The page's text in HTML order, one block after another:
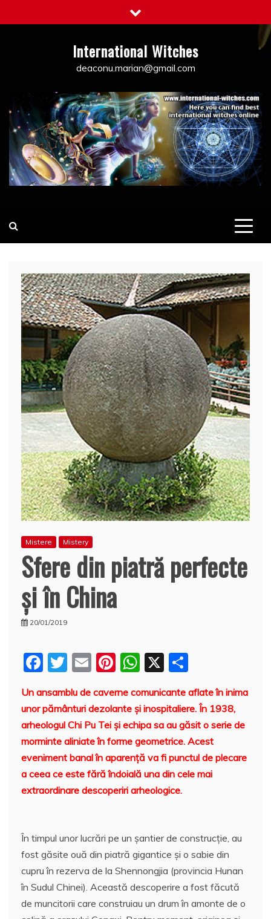
to
International Witches
deaconu.marian@gmail.com
Mistere Mistery
Sfere din piatră perfecte
şi în China
20/01/2019
F
c
e
b
o
o
k
T
w
itt
er
E
ai
l
Pi
er
e
st
W
at
s
A
p
p
X
a
rt
aj
e
a
z
Un ansamblu de caverne comunicante aflate în inima
unor pământuri dezolante şi inospitaliere. În 1938,
arheologul Chi Pu Tei şi echipa sa au găsit o serie de
morminte aliniate în forme geometrice. Acest
eveniment banal în aparenţă va fi punctul de plecare
a ceea ce este fără îndoială una din cele mai
extraordinare descoperiri arheologice.
În timpul unor lucrări pe un şantier de construcţie, au
fost găsite ouă din piatră gigantice şi o sabie din
cupru în rezerva de la Shennongjia (provincia Hunan
în Sudul Chinei). Această descoperire a fost făcută
de muncitorii care construiau un drum în amonte de o